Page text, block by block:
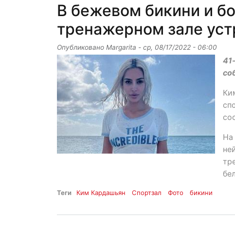
В бежевом бикини и
тренажерном зале
Опубликовано Margarita - ср, 08/17/2022 - 06:00
На
Теги Ким Кардашьян Спортзал Фото бикини